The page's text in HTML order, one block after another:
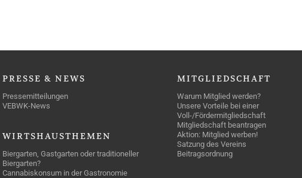
PRESSE & NEWS
Pressemitteilungen
VEBWK-News
WIRTSHAUSTHEMEN
Biergarten, Gastgarten oder traditioneller
Biergarten?
Cannabiskonsum in der Gastronomie
MITGLIEDSCHAFT
Warum Mitglied werden?
Unsere Vorteile bei einer
Voll-/Fördermitgliedschaft
Mitgliedschaft beantragen
Aktion: Mitglied werben!
Satzung des Vereins
Beitragsordnung